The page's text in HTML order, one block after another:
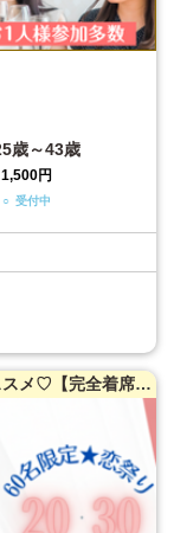
歳～43歳
1,500円
○ 受付中
【先着割引!!】開催確定!!21名突破★男性オススメ♡【完全着席★お席案内・席替えサポート】60名限定!!20・30代恋祭り★お盆休みの恋活大作戦!!!